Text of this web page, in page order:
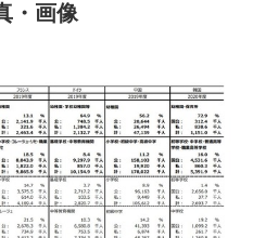
・画像